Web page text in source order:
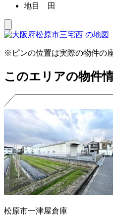
地目 田
※ピンの位置は実際の物件の
このエリアの物件
松原市一津屋倉庫